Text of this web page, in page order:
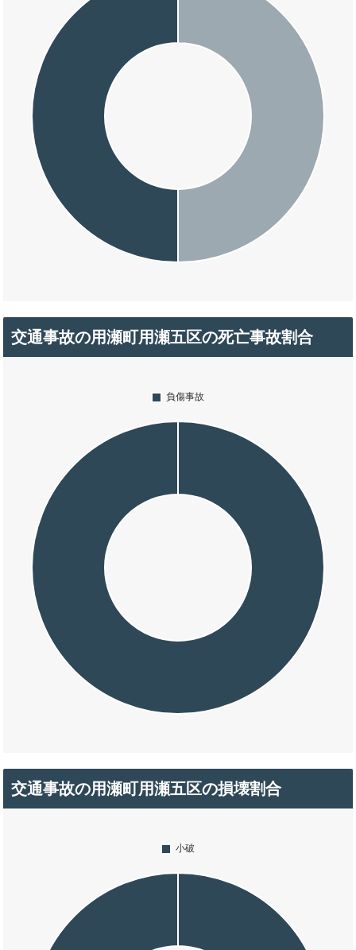
交通事故の用瀬町用瀬五区の死亡事故割合
交通事故の用瀬町用瀬五区の損壊割合